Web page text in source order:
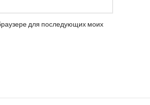
для последующих моих